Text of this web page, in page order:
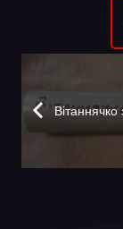
Вітаннячко